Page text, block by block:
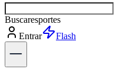
Buscarnot
Entrar
Explorar